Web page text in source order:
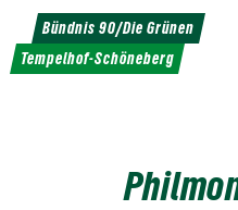
Weiter
zum
Inhalt
Bündnis 90/Die Grünen
Tempelhof-Schöneberg